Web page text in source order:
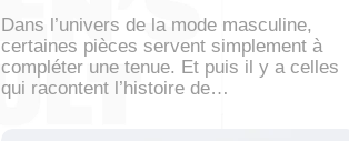
Dans l’univers de la mode masculine,
certaines pièces servent simplement à
compléter une tenue. Et puis il y a celles
qui racontent l’histoire de…